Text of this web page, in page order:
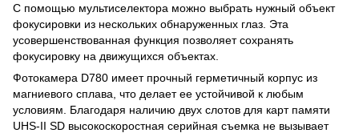
С помощью мультиселектора можно выбрать нужный объект
фокусировки из нескольких обнаруженных глаз. Эта
усовершенствованная функция позволяет сохранять
фокусировку на движущихся объектах.
Фотокамера D780 имеет прочный герметичный корпус из
магниевого сплава, что делает ее устойчивой к любым
условиям. Благодаря наличию двух слотов для карт памяти
UHS-II SD высокоскоростная серийная съемка не вызывает